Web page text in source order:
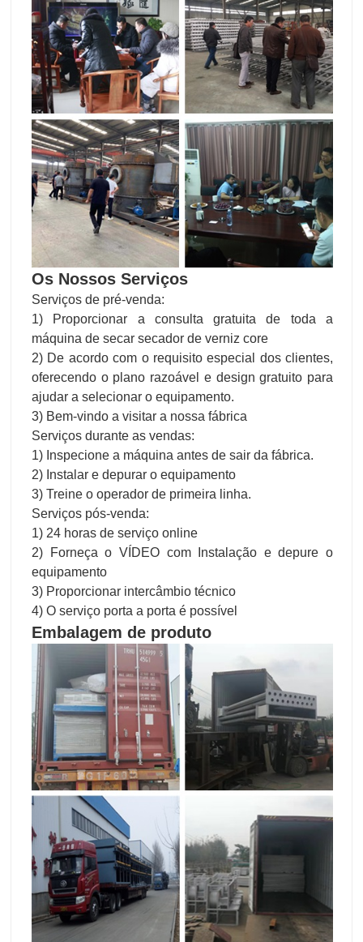
Os Nossos Serviços
Serviços de pré-venda:
1) Proporcionar a consulta gratuita de toda a
máquina de secar secador de verniz core
2) De acordo com o requisito especial dos clientes,
oferecendo o plano razoável e design gratuito para
ajudar a selecionar o equipamento.
3) Bem-vindo a visitar a nossa fábrica
Serviços durante as vendas:
1) Inspecione a máquina antes de sair da fábrica.
2) Instalar e depurar o equipamento
3) Treine o operador de primeira linha.
Serviços pós-venda:
1) 24 horas de serviço online
2) Forneça o VÍDEO com Instalação e depure o
equipamento
3) Proporcionar intercâmbio técnico
4) O serviço porta a porta é possível
Embalagem de produto